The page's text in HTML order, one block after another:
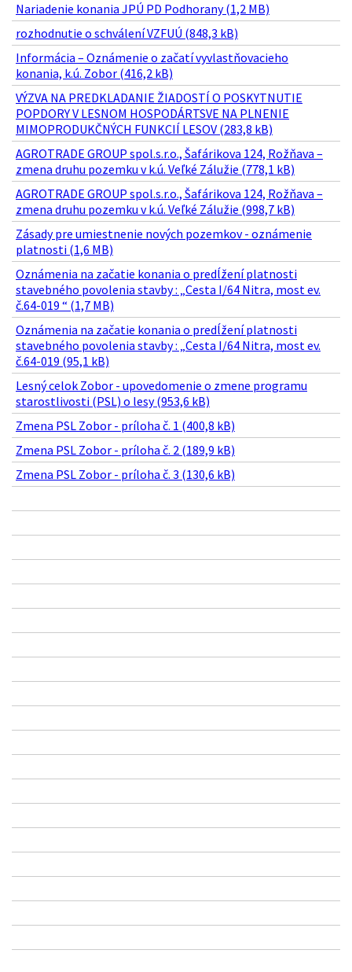
Nariadenie konania JPÚ PD Podhorany (1,2 MB)
rozhodnutie o schválení VZFUÚ (848,3 kB)
Informácia – Oznámenie o začatí vyvlastňovacieho
konania, k.ú. Zobor (416,2 kB)
VÝZVA NA PREDKLADANIE ŽIADOSTÍ O POSKYTNUTIE
POPDORY V LESNOM HOSPODÁRTSVE NA PLNENIE
MIMOPRODUKČNÝCH FUNKCIÍ LESOV (283,8 kB)
AGROTRADE GROUP spol.s.r.o., Šafárikova 124, Rožňava –
zmena druhu pozemku v k.ú. Veľké Zálužie (778,1 kB)
AGROTRADE GROUP spol.s.r.o., Šafárikova 124, Rožňava –
zmena druhu pozemku v k.ú. Veľké Zálužie (998,7 kB)
Zásady pre umiestnenie nových pozemkov - oznámenie
platnosti (1,6 MB)
Oznámenia na začatie konania o predĺžení platnosti
stavebného povolenia stavby : „Cesta I/64 Nitra, most ev.
č.64-019 “ (1,7 MB)
Oznámenia na začatie konania o predĺžení platnosti
stavebného povolenia stavby : „Cesta I/64 Nitra, most ev.
č.64-019 (95,1 kB)
Lesný celok Zobor - upovedomenie o zmene programu
starostlivosti (PSL) o lesy (953,6 kB)
Zmena PSL Zobor - príloha č. 1 (400,8 kB)
Zmena PSL Zobor - príloha č. 2 (189,9 kB)
Zmena PSL Zobor - príloha č. 3 (130,6 kB)